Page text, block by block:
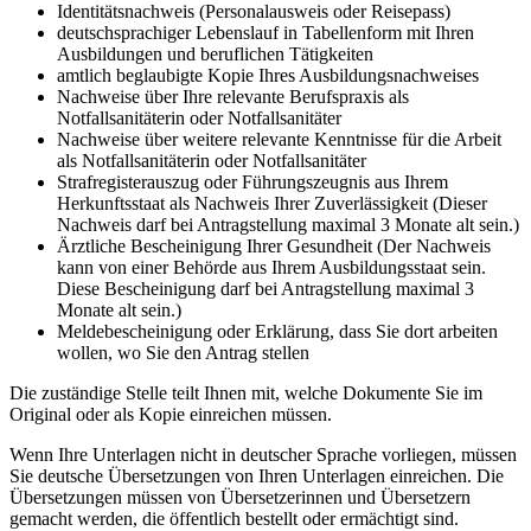
Identitätsnachweis (Personalausweis oder Reisepass)
deutschsprachiger Lebenslauf in Tabellenform mit Ihren
Ausbildungen und beruflichen Tätigkeiten
amtlich beglaubigte Kopie Ihres Ausbildungsnachweises
Nachweise über Ihre relevante Berufspraxis als
Notfallsanitäterin oder Notfallsanitäter
Nachweise über weitere relevante Kenntnisse für die Arbeit
als Notfallsanitäterin oder Notfallsanitäter
Strafregisterauszug oder Führungszeugnis aus Ihrem
Herkunftsstaat als Nachweis Ihrer Zuverlässigkeit (Dieser
Nachweis darf bei Antragstellung maximal 3 Monate alt sein.)
Ärztliche Bescheinigung Ihrer Gesundheit (Der Nachweis
kann von einer Behörde aus Ihrem Ausbildungsstaat sein.
Diese Bescheinigung darf bei Antragstellung maximal 3
Monate alt sein.)
Meldebescheinigung oder Erklärung, dass Sie dort arbeiten
wollen, wo Sie den Antrag stellen
Die zuständige Stelle teilt Ihnen mit, welche Dokumente Sie im
Original oder als Kopie einreichen müssen.
Wenn Ihre Unterlagen nicht in deutscher Sprache vorliegen, müssen
Sie deutsche Übersetzungen von Ihren Unterlagen einreichen. Die
Übersetzungen müssen von Übersetzerinnen und Übersetzern
gemacht werden, die öffentlich bestellt oder ermächtigt sind.